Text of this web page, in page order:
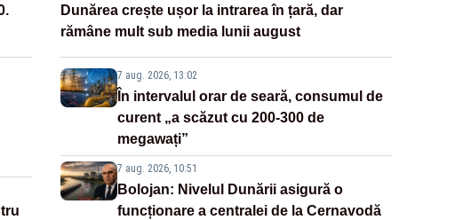
Dunărea crește ușor la intrarea în țară, dar
rămâne mult sub media lunii august
7 aug. 2026, 13:02
În intervalul orar de seară, consumul de
curent „a scăzut cu 200-300 de
megawați”
7 aug. 2026, 10:51
Bolojan: Nivelul Dunării asigură o
funcționare a centralei de la Cernavodă